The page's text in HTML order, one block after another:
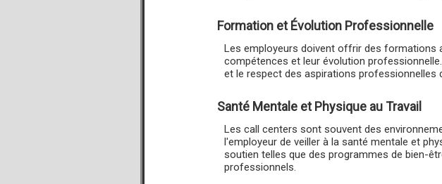
Formation et Évolution Professionnelle
Les employeurs doivent offrir des formations
compétences et leur évolution
et le respect des aspirations professionnelles
Santé Mentale et Physique au Travail
Les call centers sont souvent des
l'employeur de veiller à la santé mentale et
soutien telles que des programmes de bien-
professionnels.